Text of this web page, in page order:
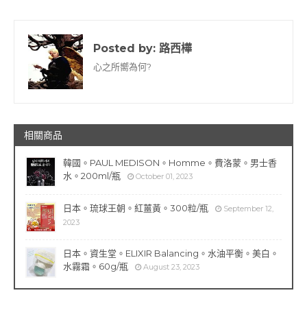
Posted by: 路西樺
心之所嚮為何?
相關商品
韓國。PAUL MEDISON。Homme。費洛蒙。男士香
水。200ml/瓶
October 01, 2023
日本。琉球王朝。紅薑黃。300粒/瓶
September 12,
2023
日本。資生堂。ELIXIR Balancing。水油平衡。美白。
水霧霜。60g/瓶
August 23, 2023